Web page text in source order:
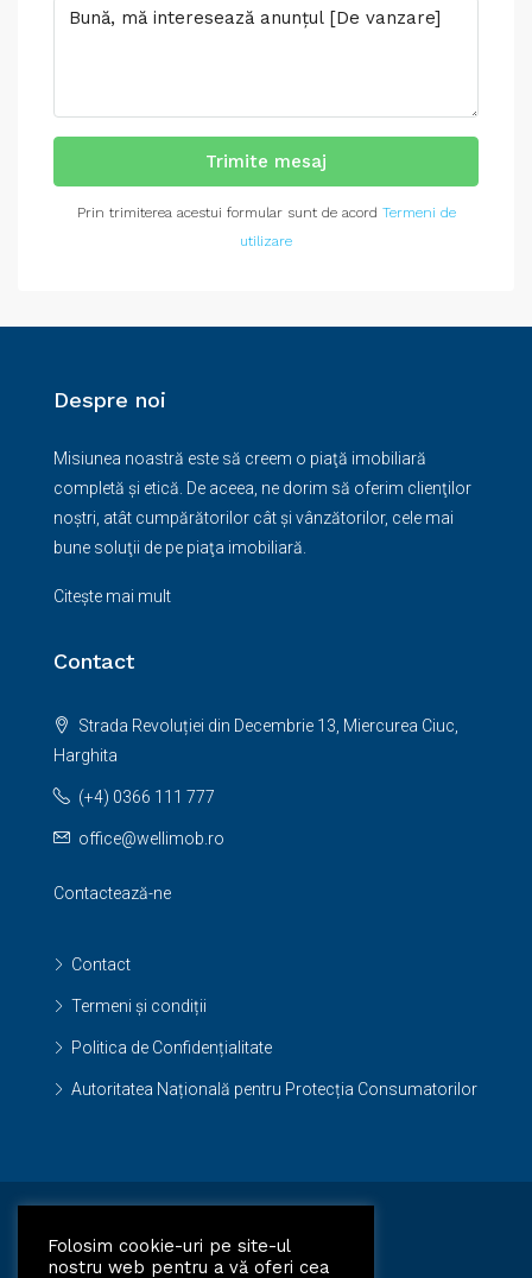
Trimite mesaj
Prin trimiterea acestui formular sunt de acord Termeni de
utilizare
Despre noi
Misiunea noastră este să creem o piaţă imobiliară
completă şi etică. De aceea, ne dorim să oferim clienţilor
noştri, atât cumpărătorilor cât şi vânzătorilor, cele mai
bune soluţii de pe piaţa imobiliară.
Citește mai mult
Contact
Strada Revoluției din Decembrie 13, Miercurea Ciuc,
Harghita
(+4) 0366 111 777
office@wellimob.ro
Contactează-ne
Contact
Termeni și condiții
Politica de Confidențialitate
Autoritatea Națională pentru Protecția Consumatorilor
Folosim cookie-uri pe site-ul
nostru web pentru a vă oferi cea